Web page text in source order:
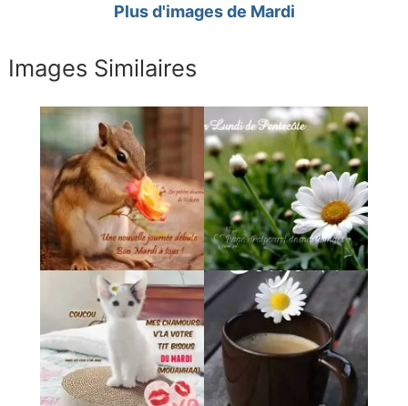
Plus d'images de Mardi
Images Similaires